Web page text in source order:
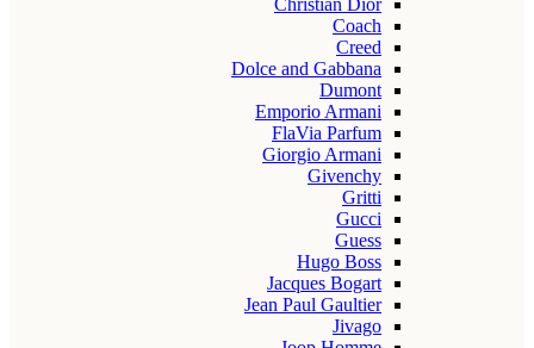
Christian Dior
Coach
Creed
Dolce and Gabbana
Dumont
Emporio Armani
FlaVia Parfum
Giorgio Armani
Givenchy
Gritti
Gucci
Guess
Hugo Boss
Jacques Bogart
Jean Paul Gaultier
Jivago